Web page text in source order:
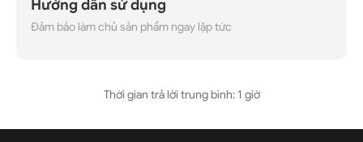
Hướng dẫn sử dụng
Đảm bảo làm chủ sản phẩm ngay lập tức
Thời gian trả lời trung bình: 1 giờ